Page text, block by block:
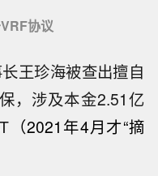
协议
王珍海被查出擅自
，涉及本金2.51亿
（2021年4月才“摘